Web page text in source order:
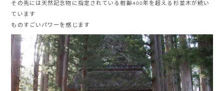
その先には天然記念物に指定されている樹齢400年を超える杉並木が続い
ています
ものすごいパワーを感じます